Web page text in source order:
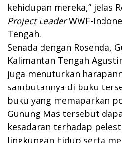
kehidupan mereka,” jelas
Project LeaderWWF-
Tengah.
Senada dengan Rosenda,
Kalimantan Tengah
juga menuturkan
sambutannya di buku
buku yang memaparkan
Gunung Mas tersebut
kesadaran terhadap
lingkungan hidup serta